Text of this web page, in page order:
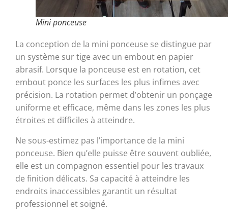
Mini ponceuse
La conception de la mini ponceuse se distingue par
un système sur tige avec un embout en papier
abrasif. Lorsque la ponceuse est en rotation, cet
embout ponce les surfaces les plus infimes avec
précision. La rotation permet d’obtenir un ponçage
uniforme et efficace, même dans les zones les plus
étroites et difficiles à atteindre.
Ne sous-estimez pas l’importance de la mini
ponceuse. Bien qu’elle puisse être souvent oubliée,
elle est un compagnon essentiel pour les travaux
de finition délicats. Sa capacité à atteindre les
endroits inaccessibles garantit un résultat
professionnel et soigné.